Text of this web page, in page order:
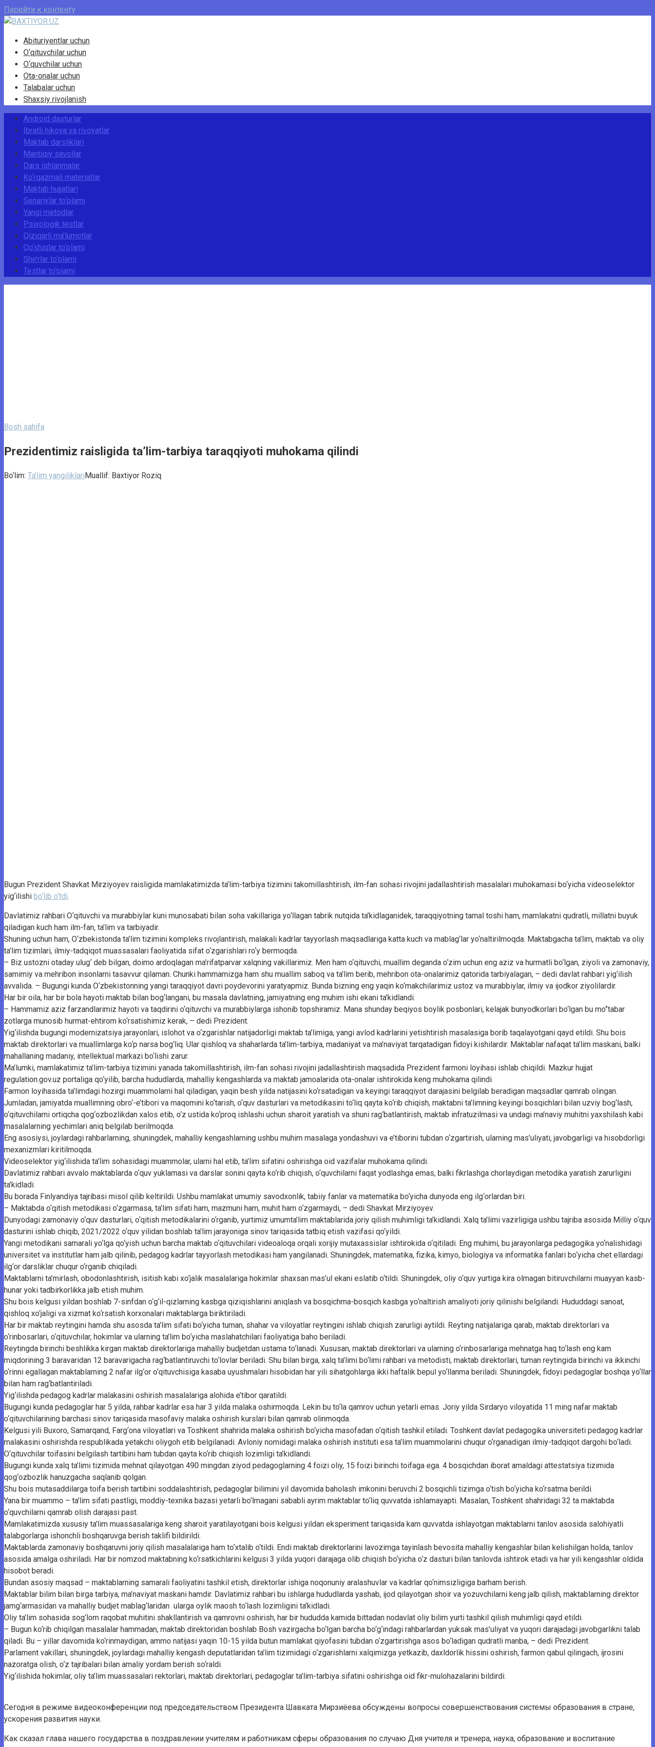
Перейти к контенту
Abituriyentlar uchun
O‘qituvchilar uchun
O‘quvchilar uchun
Ota-onalar uchun
Talabalar uchun
Shaxsiy rivojlanish
Android dasturlar
Ibratli hikoya va rivoyatlar
Maktab darsliklari
Mantiqiy savollar
Dars ishlanmalar
Ko‘rgazmali materiallar
Maktab hujjatlari
Senariylar to‘plami
Yangi metodlar
Psixologik testlar
Qiziqarli ma’lumotlar
Qo‘shiqlar to‘plami
She’rlar to‘plami
Testlar to‘plami
Bosh sahifa
Prezidentimiz raisligida ta’lim-tarbiya taraqqiyoti muhokama qilindi
Bo‘lim: Ta’lim yangiliklariMuallif: Baxtiyor Roziq
Bugun Prezident Shavkat Mirziyoyev raisligida mamlakatimizda ta’lim-tarbiya tizimini takomillashtirish, ilm-fan sohasi rivojini jadallashtirish masalalari muhokamasi bo‘yicha videoselektor
yig‘ilishi bo‘lib o‘tdi.
Davlatimiz rahbari O‘qituvchi va murabbiylar kuni munosabati bilan soha vakillariga yo‘llagan tabrik nutqida ta’kidlaganidek, taraqqiyotning tamal toshi ham, mamlakatni qudratli, millatni buyuk
qiladigan kuch ham ilm-fan, ta’lim va tarbiyadir.
Shuning uchun ham, O‘zbekistonda ta’lim tizimini kompleks rivojlantirish, malakali kadrlar tayyorlash maqsadlariga katta kuch va mablag‘lar yo‘naltirilmoqda. Maktabgacha ta’lim, maktab va oliy
ta’lim tizimlari, ilmiy-tadqiqot muassasalari faoliyatida sifat o‘zgarishlari ro‘y bermoqda.
– Biz ustozni otaday ulug‘ deb bilgan, doimo ardoqlagan ma’rifatparvar xalqning vakillarimiz. Men ham o‘qituvchi, muallim deganda o‘zim uchun eng aziz va hurmatli bo‘lgan, ziyoli va zamonaviy,
samimiy va mehribon insonlarni tasavvur qilaman. Chunki hammamizga ham shu muallim saboq va ta’lim berib, mehribon ota-onalarimiz qatorida tarbiyalagan, – dedi davlat rahbari yig‘ilish
avvalida. – Bugungi kunda O‘zbekistonning yangi taraqqiyot davri poydevorini yaratyapmiz. Bunda bizning eng yaqin ko‘makchilarimiz ustoz va murabbiylar, ilmiy va ijodkor ziyolilardir.
Har bir oila, har bir bola hayoti maktab bilan bog‘langani, bu masala davlatning, jamiyatning eng muhim ishi ekani ta’kidlandi.
– Hammamiz aziz farzandlarimiz hayoti va taqdirini o‘qituvchi va murabbiylarga ishonib topshiramiz. Mana shunday beqiyos boylik posbonlari, kelajak bunyodkorlari bo‘lgan bu mo‘’tabar
zotlarga munosib hurmat-ehtirom ko‘rsatishimiz kerak, – dedi Prezident.
Yig‘ilishda bugungi modernizatsiya jarayonlari, islohot va o‘zgarishlar natijadorligi maktab ta’limiga, yangi avlod kadrlarini yetishtirish masalasiga borib taqalayotgani qayd etildi. Shu bois
maktab direktorlari va muallimlarga ko‘p narsa bog‘liq. Ular qishloq va shaharlarda ta’lim-tarbiya, madaniyat va ma’naviyat tarqatadigan fidoyi kishilardir. Maktablar nafaqat ta’lim maskani, balki
mahallaning madaniy, intellektual markazi bo‘lishi zarur.
Ma’lumki, mamlakatimiz ta’lim-tarbiya tizimini yanada takomillashtirish, ilm-fan sohasi rivojini jadallashtirish maqsadida Prezident farmoni loyihasi ishlab chiqildi. Mazkur hujjat
regulation.gov.uz portaliga qo‘yilib, barcha hududlarda, mahalliy kengashlarda va maktab jamoalarida ota-onalar ishtirokida keng muhokama qilindi.
Farmon loyihasida ta’limdagi hozirgi muammolarni hal qiladigan, yaqin besh yilda natijasini ko‘rsatadigan va keyingi taraqqiyot darajasini belgilab beradigan maqsadlar qamrab olingan.
Jumladan, jamiyatda muallimning obro‘-e’tibori va maqomini ko‘tarish, o‘quv dasturlari va metodikasini to‘liq qayta ko‘rib chiqish, maktabni ta’limning keyingi bosqichlari bilan uzviy bog‘lash,
o‘qituvchilarni ortiqcha qog‘ozbozlikdan xalos etib, o‘z ustida ko‘proq ishlashi uchun sharoit yaratish va shuni rag‘batlantirish, maktab infratuzilmasi va undagi ma’naviy muhitni yaxshilash kabi
masalalarning yechimlari aniq belgilab berilmoqda.
Eng asosiysi, joylardagi rahbarlarning, shuningdek, mahalliy kengashlarning ushbu muhim masalaga yondashuvi va e’tiborini tubdan o‘zgartirish, ularning mas’uliyati, javobgarligi va hisobdorligi
mexanizmlari kiritilmoqda.
Videoselektor yig‘ilishida ta’lim sohasidagi muammolar, ularni hal etib, ta’lim sifatini oshirishga oid vazifalar muhokama qilindi.
Davlatimiz rahbari avvalo maktablarda o‘quv yuklamasi va darslar sonini qayta ko‘rib chiqish, o‘quvchilarni faqat yodlashga emas, balki fikrlashga chorlaydigan metodika yaratish zarurligini
ta’kidladi.
Bu borada Finlyandiya tajribasi misol qilib keltirildi. Ushbu mamlakat umumiy savodxonlik, tabiiy fanlar va matematika bo‘yicha dunyoda eng ilg‘orlardan biri.
– Maktabda o‘qitish metodikasi o‘zgarmasa, ta’lim sifati ham, mazmuni ham, muhit ham o‘zgarmaydi, – dedi Shavkat Mirziyoyev.
Dunyodagi zamonaviy o‘quv dasturlari, o‘qitish metodikalarini o‘rganib, yurtimiz umumta’lim maktablarida joriy qilish muhimligi ta’kidlandi. Xalq ta’limi vazirligiga ushbu tajriba asosida Milliy o‘quv
dasturini ishlab chiqib, 2021/2022 o‘quv yilidan boshlab ta’lim jarayoniga sinov tariqasida tatbiq etish vazifasi qo‘yildi.
Yangi metodikani samarali yo‘lga qo‘yish uchun barcha maktab o‘qituvchilari videoaloqa orqali xorijiy mutaxassislar ishtirokida o‘qitiladi. Eng muhimi, bu jarayonlarga pedagogika yo‘nalishidagi
universitet va institutlar ham jalb qilinib, pedagog kadrlar tayyorlash metodikasi ham yangilanadi. Shuningdek, matematika, fizika, kimyo, biologiya va informatika fanlari bo‘yicha chet ellardagi
ilg‘or darsliklar chuqur o‘rganib chiqiladi.
Maktablarni ta’mirlash, obodonlashtirish, isitish kabi xo‘jalik masalalariga hokimlar shaxsan mas’ul ekani eslatib o‘tildi. Shuningdek, oliy o‘quv yurtiga kira olmagan bitiruvchilarni muayyan kasb-
hunar yoki tadbirkorlikka jalb etish muhim.
Shu bois kelgusi yildan boshlab 7-sinfdan o‘g‘il-qizlarning kasbga qiziqishlarini aniqlash va bosqichma-bosqich kasbga yo‘naltirish amaliyoti joriy qilinishi belgilandi. Hududdagi sanoat,
qishloq xo‘jaligi va xizmat ko‘rsatish korxonalari maktablarga biriktiriladi.
Har bir maktab reytingini hamda shu asosda ta’lim sifati bo‘yicha tuman, shahar va viloyatlar reytingini ishlab chiqish zarurligi aytildi. Reyting natijalariga qarab, maktab direktorlari va
o‘rinbosarlari, o‘qituvchilar, hokimlar va ularning ta’lim bo‘yicha maslahatchilari faoliyatiga baho beriladi.
Reytingda birinchi beshlikka kirgan maktab direktorlariga mahalliy budjetdan ustama to‘lanadi. Xususan, maktab direktorlari va ularning o‘rinbosarlariga mehnatga haq to‘lash eng kam
miqdorining 3 baravaridan 12 baravarigacha rag‘batlantiruvchi to‘lovlar beriladi. Shu bilan birga, xalq ta’limi bo‘limi rahbari va metodisti, maktab direktorlari, tuman reytingida birinchi va ikkinchi
o‘rinni egallagan maktablarning 2 nafar ilg‘or o‘qituvchisiga kasaba uyushmalari hisobidan har yili sihatgohlarga ikki haftalik bepul yo‘llanma beriladi. Shuningdek, fidoyi pedagoglar boshqa yo‘llar
bilan ham rag‘batlantiriladi.
Yig‘ilishda pedagog kadrlar malakasini oshirish masalalariga alohida e’tibor qaratildi.
Bugungi kunda pedagoglar har 5 yilda, rahbar kadrlar esa har 3 yilda malaka oshirmoqda. Lekin bu to‘la qamrov uchun yetarli emas. Joriy yilda Sirdaryo viloyatida 11 ming nafar maktab
o‘qituvchilarining barchasi sinov tariqasida masofaviy malaka oshirish kurslari bilan qamrab olinmoqda.
Kelgusi yili Buxoro, Samarqand, Farg‘ona viloyatlari va Toshkent shahrida malaka oshirish bo‘yicha masofadan o‘qitish tashkil etiladi. Toshkent davlat pedagogika universiteti pedagog kadrlar
malakasini oshirishda respublikada yetakchi oliygoh etib belgilanadi. Avloniy nomidagi malaka oshirish instituti esa ta’lim muammolarini chuqur o‘rganadigan ilmiy-tadqiqot dargohi bo‘ladi.
O‘qituvchilar toifasini belgilash tartibini ham tubdan qayta ko‘rib chiqish lozimligi ta’kidlandi.
Bugungi kunda xalq ta’limi tizimida mehnat qilayotgan 490 mingdan ziyod pedagoglarning 4 foizi oliy, 15 foizi birinchi toifaga ega. 4 bosqichdan iborat amaldagi attestatsiya tizimida
qog‘ozbozlik hanuzgacha saqlanib qolgan.
Shu bois mutasaddilarga toifa berish tartibini soddalashtirish, pedagoglar bilimini yil davomida baholash imkonini beruvchi 2 bosqichli tizimga o‘tish bo‘yicha ko‘rsatma berildi.
Yana bir muammo – ta’lim sifati pastligi, moddiy-texnika bazasi yetarli bo‘lmagani sababli ayrim maktablar to‘liq quvvatda ishlamayapti. Masalan, Toshkent shahridagi 32 ta maktabda
o‘quvchilarni qamrab olish darajasi past.
Mamlakatimizda xususiy ta’lim muassasalariga keng sharoit yaratilayotgani bois kelgusi yildan eksperiment tariqasida kam quvvatda ishlayotgan maktablarni tanlov asosida salohiyatli
talabgorlarga ishonchli boshqaruvga berish taklifi bildirildi.
Maktablarda zamonaviy boshqaruvni joriy qilish masalalariga ham to‘xtalib o‘tildi. Endi maktab direktorlarini lavozimga tayinlash bevosita mahalliy kengashlar bilan kelishilgan holda, tanlov
asosida amalga oshiriladi. Har bir nomzod maktabning ko‘rsatkichlarini kelgusi 3 yilda yuqori darajaga olib chiqish bo‘yicha o‘z dasturi bilan tanlovda ishtirok etadi va har yili kengashlar oldida
hisobot beradi.
Bundan asosiy maqsad – maktablarning samarali faoliyatini tashkil etish, direktorlar ishiga noqonuniy aralashuvlar va kadrlar qo‘nimsizligiga barham berish.
Maktablar bilim bilan birga tarbiya, ma’naviyat maskani hamdir. Davlatimiz rahbari bu ishlarga hududlarda yashab, ijod qilayotgan shoir va yozuvchilarni keng jalb qilish, maktablarning direktor
jamg‘armasidan va mahalliy budjet mablag‘laridan ularga oylik maosh to‘lash lozimligini ta’kidladi.
Oliy ta’lim sohasida sog‘lom raqobat muhitini shakllantirish va qamrovni oshirish, har bir hududda kamida bittadan nodavlat oliy bilim yurti tashkil qilish muhimligi qayd etildi.
– Bugun ko‘rib chiqilgan masalalar hammadan, maktab direktoridan boshlab Bosh vazirgacha bo‘lgan barcha bo‘g‘indagi rahbarlardan yuksak mas’uliyat va yuqori darajadagi javobgarlikni talab
qiladi. Bu – yillar davomida ko‘rinmaydigan, ammo natijasi yaqin 10-15 yilda butun mamlakat qiyofasini tubdan o‘zgartirishga asos bo‘ladigan qudratli manba, – dedi Prezident.
Parlament vakillari, shuningdek, joylardagi mahalliy kengash deputatlaridan ta’lim tizimidagi o‘zgarishlarni xalqimizga yetkazib, daxldorlik hissini oshirish, farmon qabul qilingach, ijrosini
nazoratga olish, o‘z tajribalari bilan amaliy yordam berish so‘raldi.
Yig‘ilishida hokimlar, oliy ta’lim muassasalari rektorlari, maktab direktorlari, pedagoglar ta’lim-tarbiya sifatini oshirishga oid fikr-mulohazalarini bildirdi.
Сегодня в режиме видеоконференции под председательством Президента Шавката Мирзиёева обсуждены вопросы совершенствования системы образования в стране,
ускорения развития науки.
Как сказал глава нашего государства в поздравлении учителям и работникам сферы образования по случаю Дня учителя и тренера, наука, образование и воспитание